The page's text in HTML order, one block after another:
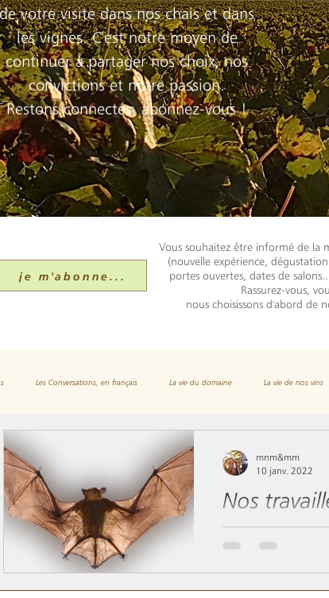
de votre visite dans nos chais et dans
les vignes. C'est notre moyen de
continuer à partager nos choix, nos
convictions et notre passion.
Restons connectés, abonnez-vous !
Vous souhaitez être informé de la
(nouvelle expérience,
portes ouvertes, dates de
Rassurez-vous,
nous choisissons d'abord de
je m'abonne...
Les Conversations, en français La vie du domaine La vie de nos vins
Nos
Suceuse de sang,
acrobate,
mnm&mm
10 janv. 2022